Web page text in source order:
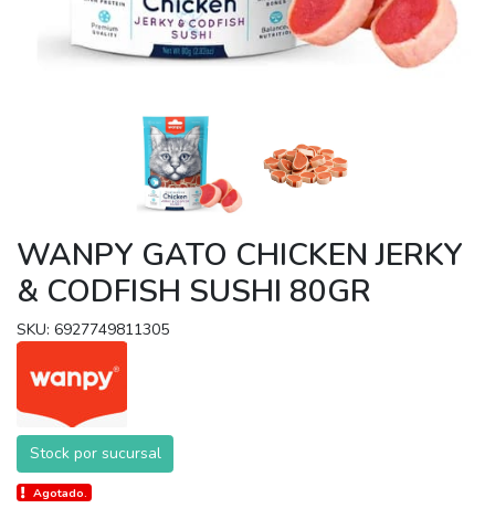
WANPY GATO CHICKEN JERKY
& CODFISH SUSHI 80GR
SKU: 6927749811305
Stock por sucursal
Agotado.